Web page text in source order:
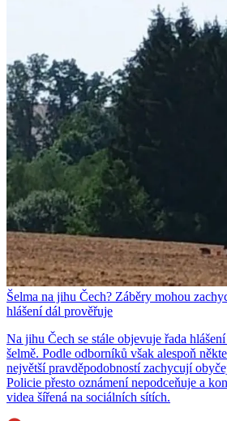
Šelma na jihu Čech? Záběry mohou
hlášení dál prověřuje
Na jihu Čech se stále objevuje řada
šelmě. Podle odborníků však alespoň
největší pravděpodobností zachycují
Policie přesto oznámení nepodceňuje a
videa šířená na sociálních sítích.